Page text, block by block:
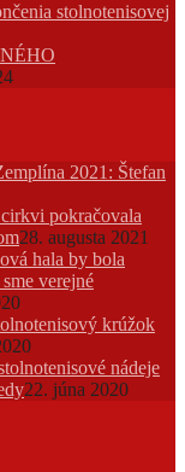
stolnotenisovej
2021: Štefan
pokračovala
28. augusta 2021
hala by bola
verejné
krúžok
nádeje
22. júna 2020